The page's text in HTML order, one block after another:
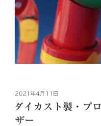
投
稿
日:
2021年4月11日
ダイカスト製・プ
ザー